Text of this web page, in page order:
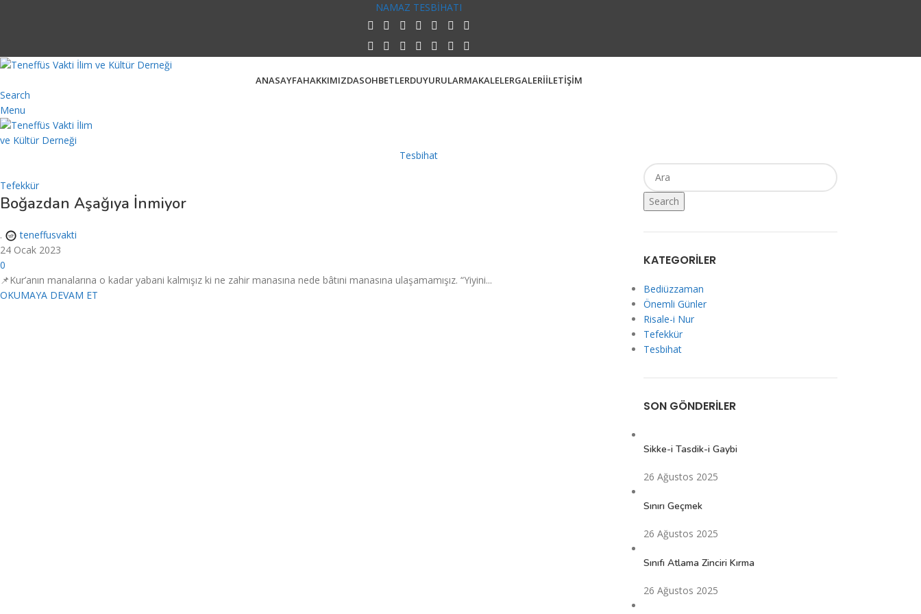
NAMAZ TESBİHATI
ANASAYFAHAKKIMIZDASOHBETLERDUYURULARMAKALELERGALERİİLETİŞİM
Search
Menu
Tesbihat
Tefekkür
Boğazdan Aşağıya İnmiyor
.
teneffusvakti
24 Ocak 2023
0
📌Kur’anın manalarına o kadar yabani kalmışız ki ne zahir manasına nede bâtıni manasına ulaşamamışız. “Yiyini...
OKUMAYA DEVAM ET
Search
KATEGORILER
Bediüzzaman
Önemli Günler
Risale-i Nur
Tefekkür
Tesbihat
SON GÖNDERILER
Sikke-i Tasdik-i Gaybi
26 Ağustos 2025
Sınırı Geçmek
26 Ağustos 2025
Sınıfı Atlama Zinciri Kırma
26 Ağustos 2025